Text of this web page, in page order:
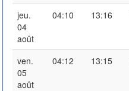
jeu.
04
août
04:10 13:16
ven.
05
août
04:12 13:15